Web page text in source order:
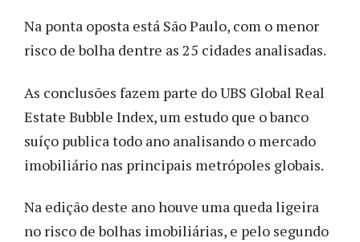
Na ponta oposta está São Paulo, com o menor
risco de bolha dentre as 25 cidades analisadas.
As conclusões fazem parte do UBS Global Real
Estate Bubble Index, um estudo que o banco
suíço publica todo ano analisando o mercado
imobiliário nas principais metrópoles globais.
Na edição deste ano houve uma queda ligeira
no risco de bolhas imobiliárias, e pelo segundo